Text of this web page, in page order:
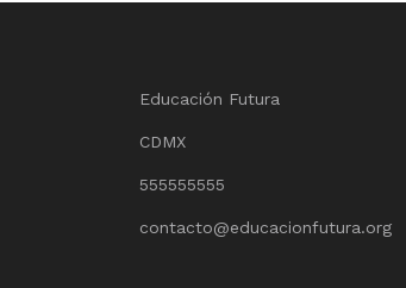
Educación Futura
CDMX
555555555
contacto@educacionfutura.org